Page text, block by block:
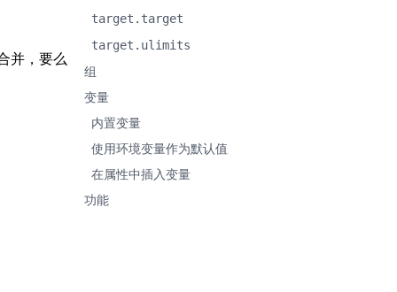
并，要么
target.target
target.ulimits
组
变量
内置变量
使用环境变量作为默认值
在属性中插入变量
功能